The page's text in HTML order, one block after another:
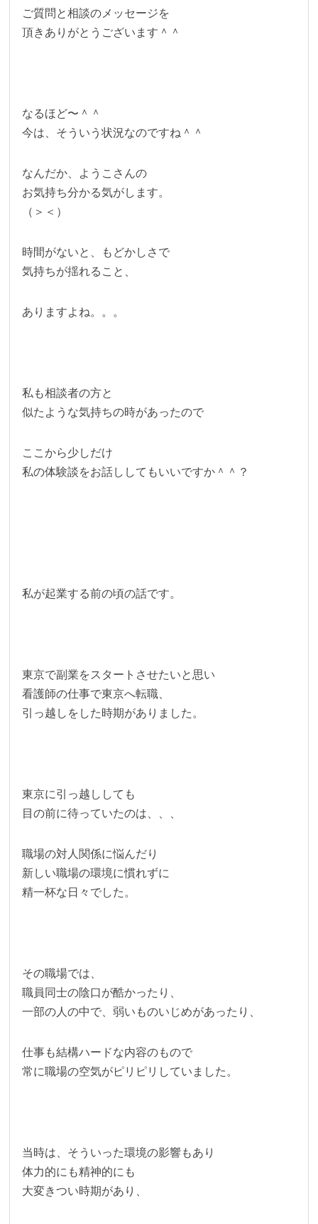
ご質問と相談のメッセージを
頂きありがとうございます＾＾
なるほど〜＾＾
今は、そういう状況なのですね＾＾
なんだか、ようこさんの
お気持ち分かる気がします。
（＞＜）
時間がないと、もどかしさで
気持ちが揺れること、
ありますよね。。。
私も相談者の方と
似たような気持ちの時があったので
ここから少しだけ
私の体験談をお話ししてもいいですか＾＾？
私が起業する前の頃の話です。
東京で副業をスタートさせたいと思い
看護師の仕事で東京へ転職、
引っ越しをした時期がありました。
東京に引っ越ししても
目の前に待っていたのは、、、
職場の対人関係に悩んだり
新しい職場の環境に慣れずに
精一杯な日々でした。
その職場では、
職員同士の陰口が酷かったり、
一部の人の中で、弱いものいじめがあったり、
仕事も結構ハードな内容のもので
常に職場の空気がピリピリしていました。
当時は、そういった環境の影響もあり
体力的にも精神的にも
大変きつい時期があり、